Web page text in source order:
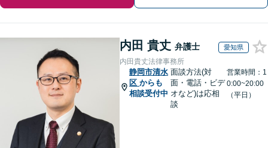
内田 貴丈 弁護士 愛知県
内田貴丈法律事務所
静岡市清水
区 からも
相談受付中
面談方法(対
面・電話・ビデ
オなど)は応相
談
営業時間：1
0:00~20:00
（平日）